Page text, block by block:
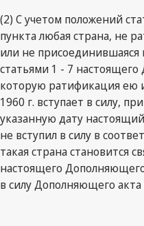
(2) С учетом положений
пункта любая страна, не
или не присоединившаяся
статьями 1 - 7
которую ратификация ею
1960 г. вступает в силу,
указанную дату
не вступил в силу в
такая страна становится
настоящего
в силу Дополняющего акта